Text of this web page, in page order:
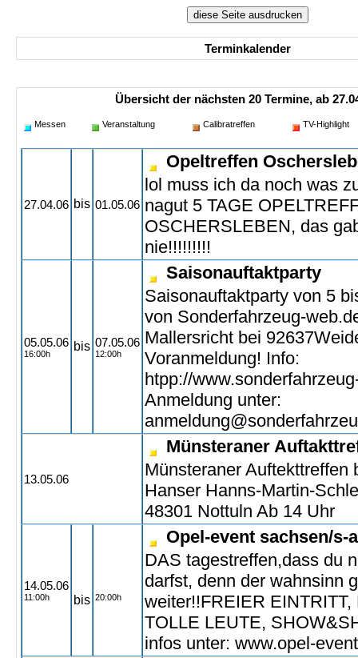
Terminkalender
Übersicht der nächsten 20 Termine, ab
Messen Veranstaltung Calibratreffen TV-Highlight
27.04.06 bis 01.05.06
Opeltreffen
lol muss ich da noch was
nagut 5 TAGE
OSCHERSLEBEN, das
nie!!!!!!!!!
05.05.06
16:00h
bis 07.05.06
12:00h
Saisonauftaktparty
Saisonauftaktparty von 5
von Sonderfahrzeug-
Mallersricht bei
Voranmeldung! Info:
htpp://
Anmeldung unter:
13.05.06
Münsteraner
Münsteraner Auftekttreffen
Hanser Hanns-Martin-
48301 Nottuln Ab 14 Uhr
14.05.06
11:00h bis 20:00h
Opel-event sachsen/s-
DAS tagestreffen,dass du
darfst, denn der wahnsinn
weiter!!FREIER EINTRITT,
TOLLE LEUTE,
infos unter: www.opel-